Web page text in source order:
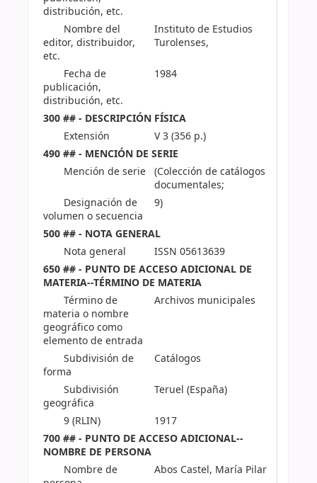
distribución, etc.
Nombre del
editor, distribuidor,
etc.
Instituto de Estudios
Turolenses,
Fecha de
publicación,
distribución, etc.
1984
300 ## - DESCRIPCIÓN FÍSICA
Extensión
V 3 (356 p.)
490 ## - MENCIÓN DE SERIE
Mención de serie (Colección de catálogos
documentales;
Designación de
volumen o secuencia
9)
500 ## - NOTA GENERAL
Nota general
ISSN 05613639
650 ## - PUNTO DE ACCESO ADICIONAL DE
MATERIA--TÉRMINO DE MATERIA
Término de
materia o nombre
geográfico como
elemento de entrada
Archivos municipales
Subdivisión de
forma
Catálogos
Subdivisión
geográfica
Teruel (España)
9 (RLIN)
1917
700 ## - PUNTO DE ACCESO ADICIONAL--
NOMBRE DE PERSONA
Nombre de
Abos Castel, María Pilar